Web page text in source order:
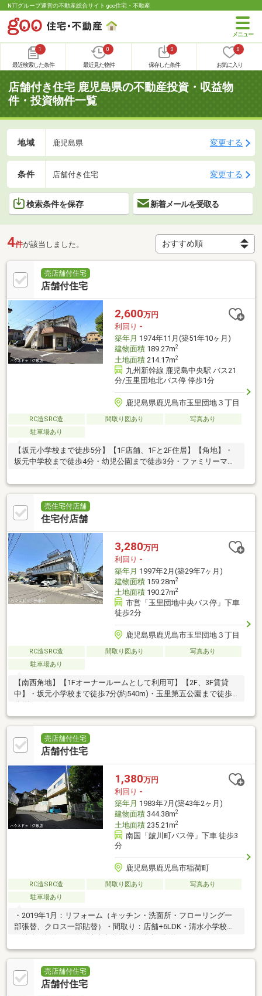
NTTグループ運営の不動産総合サイト goo住宅・不動産
1
最近検索した条件
0
最近見た物件
0
保存した条件
0
お気に入り
店舗付き住宅 鹿児島県の不動産投資・収益物
件・投資物件一覧
地域 鹿児島県 変更する
条件 店舗付き住宅 変更する
検索条件を保存 新着メールを受取る
4件が該当しました。
売店舗付住宅
店舗付住宅
2,600万円
利回り -
築年月 1974年11月(築51年10ヶ月)
建物面積189.27m2
土地面積214.17m2
九州新幹線 鹿児島中央駅 バス21
分/玉里団地北バス停 停歩1分
鹿児島県鹿児島市玉里団地３丁目
RC造SRC造 間取り図あり
写真あり
駐車場あり
【坂元小学校まで徒歩5分】【1F店舗、1Fと2F住居】【角地】・
坂元中学校まで徒歩4分・幼児公園まで徒歩3分・ファミリーマー
売住宅付店舗
住宅付店舗
3,280万円
利回り -
築年月 1997年2月(築29年7ヶ月)
建物面積159.28m2
土地面積190.27m2
市営「玉里団地中央バス停」下車
徒歩2分
鹿児島県鹿児島市玉里団地３丁目
RC造SRC造 間取り図あり
写真あり
駐車場あり
【南西角地】【1Fオーナールームとして利用可】【2F、3F賃貸
中】・坂元小学校まで徒歩7分(約540m)・玉里第五公園まで徒歩1
売店舗付住宅
店舗付住宅
1,380万円
利回り -
築年月 1983年7月(築43年2ヶ月)
建物面積344.38m2
土地面積235.21m2
南国「皷川町バス停」下車 徒歩3
分
鹿児島県鹿児島市稲荷町
RC造SRC造 間取り図あり
写真あり
駐車場あり
・2019年1月：リフォーム（キッチン・洗面所・フローリング一
部張替、クロス一部貼替）・間取り：店舗+6LDK・清水小学校ま
売店舗付住宅
店舗付住宅